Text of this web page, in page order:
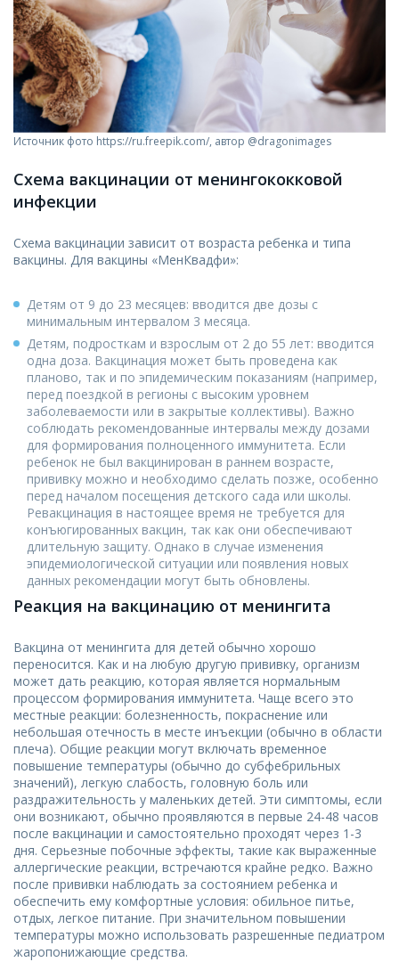
Источник фото https://ru.freepik.com/, автор @dragonimages
Схема вакцинации от менингококковой
инфекции
Схема вакцинации зависит от возраста ребенка и типа
вакцины. Для вакцины «МенКвадфи»:
Детям от 9 до 23 месяцев: вводится две дозы с
минимальным интервалом 3 месяца.
Детям, подросткам и взрослым от 2 до 55 лет: вводится
одна доза. Вакцинация может быть проведена как
планово, так и по эпидемическим показаниям (например,
перед поездкой в регионы с высоким уровнем
заболеваемости или в закрытые коллективы). Важно
соблюдать рекомендованные интервалы между дозами
для формирования полноценного иммунитета. Если
ребенок не был вакцинирован в раннем возрасте,
прививку можно и необходимо сделать позже, особенно
перед началом посещения детского сада или школы.
Ревакцинация в настоящее время не требуется для
конъюгированных вакцин, так как они обеспечивают
длительную защиту. Однако в случае изменения
эпидемиологической ситуации или появления новых
данных рекомендации могут быть обновлены.
Реакция на вакцинацию от менингита
Вакцина от менингита для детей обычно хорошо
переносится. Как и на любую другую прививку, организм
может дать реакцию, которая является нормальным
процессом формирования иммунитета. Чаще всего это
местные реакции: болезненность, покраснение или
небольшая отечность в месте инъекции (обычно в области
плеча). Общие реакции могут включать временное
повышение температуры (обычно до субфебрильных
значений), легкую слабость, головную боль или
раздражительность у маленьких детей. Эти симптомы, если
они возникают, обычно проявляются в первые 24-48 часов
после вакцинации и самостоятельно проходят через 1-3
дня. Серьезные побочные эффекты, такие как выраженные
аллергические реакции, встречаются крайне редко. Важно
после прививки наблюдать за состоянием ребенка и
обеспечить ему комфортные условия: обильное питье,
отдых, легкое питание. При значительном повышении
температуры можно использовать разрешенные педиатром
жаропонижающие средства.